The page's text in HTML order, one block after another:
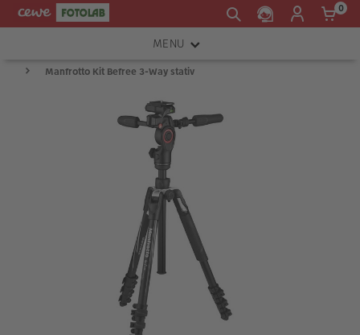
0
MENU
FOTOAPARÁTY
Manfrotto Kit Befree 3-Way stativ